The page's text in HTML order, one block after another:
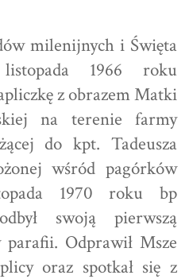
milenijnych i Święta
listopada 1966 roku
z obrazem Matki
na terenie farmy
do kpt. Tadeusza
wśród pagórków
1970 roku bp
swoją pierwszą
Odprawił Msze
oraz spotkał się z